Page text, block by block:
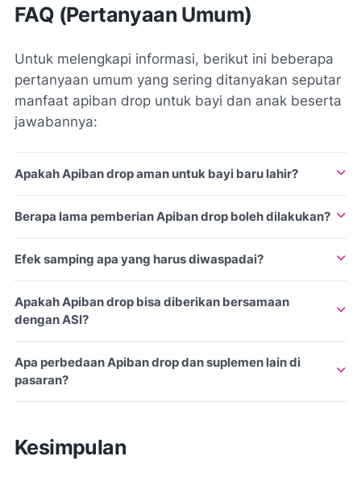
FAQ (Pertanyaan Umum)
Untuk melengkapi informasi, berikut ini beberapa
pertanyaan umum yang sering ditanyakan seputar
manfaat apiban drop untuk bayi dan anak beserta
jawabannya:
Apakah Apiban drop aman untuk bayi baru lahir?
dosis anjuran dokter. Namun, selalu konsultasikan terlebih
dahulu sebelum memulai suplemen apapun.
Berapa lama pemberian Apiban drop boleh dilakukan?
membutuhkan tambahan vitamin, namun sebaiknya tidak
melebihi 3 bulan berturut-turut tanpa evaluasi dokter.
Efek samping apa yang harus diwaspadai?
pencernaan, atau perubahan perilaku. Jika terjadi,
hentikan penggunaan dan konsultasikan ke dokter.
Apakah Apiban drop bisa diberikan bersamaan
dengan ASI?
waktu menyusui agar penyerapan vitamin lebih optimal.
Apa perbedaan Apiban drop dan suplemen lain di
pasaran?
terbaik tetap disesuaikan kebutuhan anak dan saran
Kesimpulan